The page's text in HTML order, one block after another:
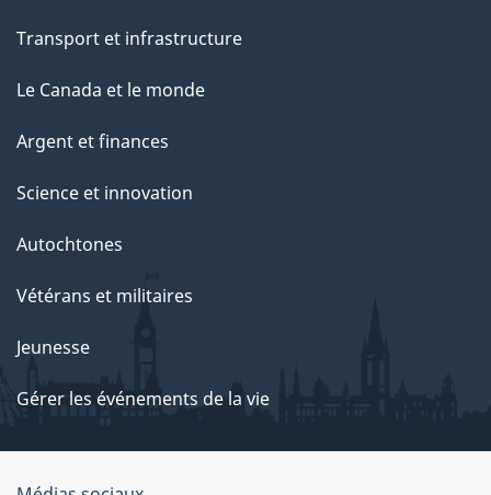
Transport et infrastructure
Le Canada et le monde
Argent et finances
Science et innovation
Autochtones
Vétérans et militaires
Jeunesse
Gérer les événements de la vie